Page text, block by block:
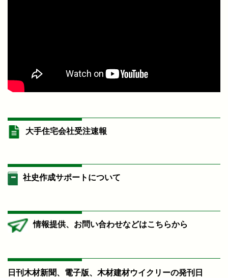
大手住宅会社受注速報
社史作成サポートについて
情報提供、お問い合わせなどはこちらから
日刊木材新聞、電子版、木材建材ウイクリーの発刊日